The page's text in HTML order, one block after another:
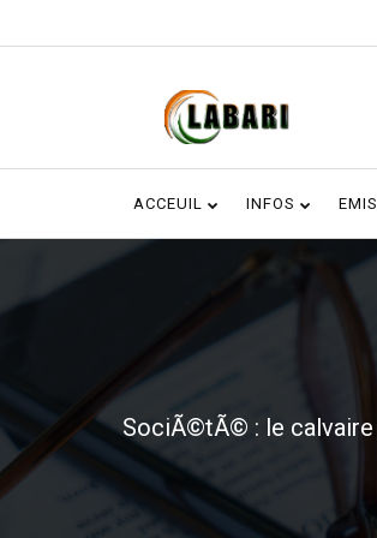
ACCEUIL INFOS
SociÃ©tÃ© : le calvaire